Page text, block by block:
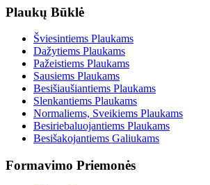
Plaukų Būklė
Šviesintiems Plaukams
Dažytiems Plaukams
Pažeistiems Plaukams
Sausiems Plaukams
Besišiaušiantiems Plaukams
Slenkantiems Plaukams
Normaliems, Sveikiems Plaukams
Besiriebaluojantiems Plaukams
Besišakojantiems Galiukams
Formavimo Priemonės